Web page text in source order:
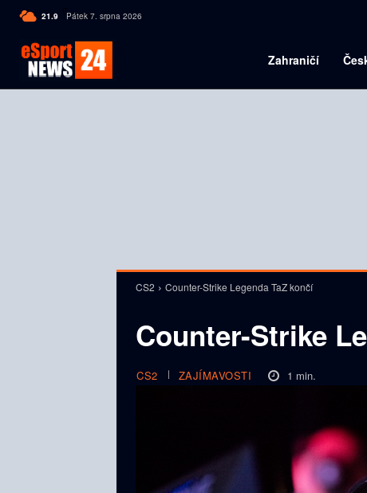
21.9 C Czech
Pátek 7. srpna 2026
Zahraničí
CS2 Counter-Strike Legenda TaZ končí
Counter-Strike
CS2 ZAJÍMAVOSTI 1 min.